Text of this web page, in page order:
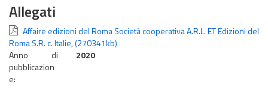
Allegati
Affaire edizioni del Roma Società cooperativa A.R.L. ET Edizioni del
Roma S.R. c. Italie,(270341kb)
Anno di
pubblicazion
e:
2020